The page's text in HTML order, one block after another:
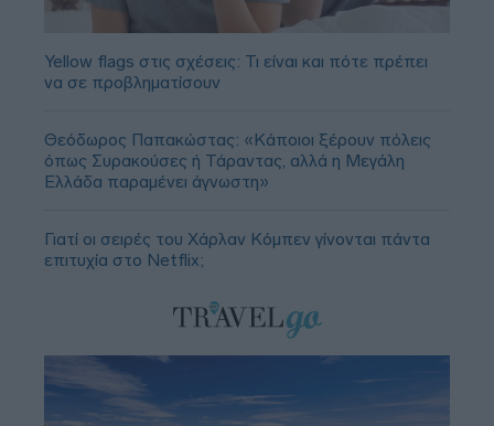
Yellow flags στις σχέσεις: Τι είναι και πότε πρέπει
να σε προβληματίσουν
Θεόδωρος Παπακώστας: «Κάποιοι ξέρουν πόλεις
όπως Συρακούσες ή Τάραντας, αλλά η Μεγάλη
Ελλάδα παραμένει άγνωστη»
Γιατί οι σειρές του Χάρλαν Κόμπεν γίνονται πάντα
επιτυχία στο Netflix;